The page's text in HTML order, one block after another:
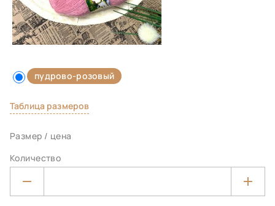
пудрово-розовый
Таблица размеров
Размер / цена
Количество